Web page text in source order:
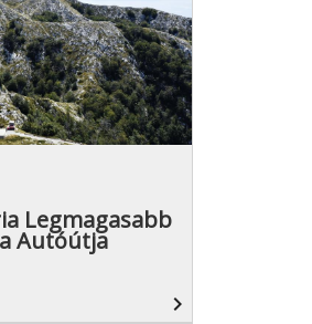
Legmagasabb
Autóútja
navigate_next